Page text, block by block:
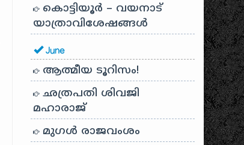
കൊട്ടിയൂർ – വയനാട്
യാത്രാവിശേഷങ്ങൾ
June
ആത്മീയ ടൂറിസം!
ഛത്രപതി ശിവജി
മഹാരാജ്
മുഗൾ രാജവംശം